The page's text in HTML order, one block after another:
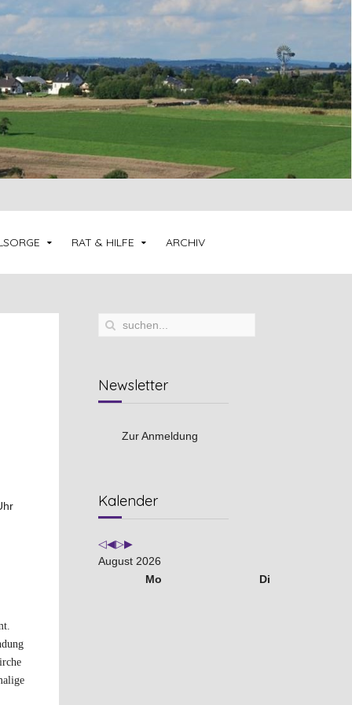
RAT & HILFE ARCHIV
Newsletter
Zur Anmeldung
Kalender
Vorheriges
Jahr
Vorheriger
Monat
Nächstes
Jahr
Nächstes
Monat
August 2026
Mo
Di